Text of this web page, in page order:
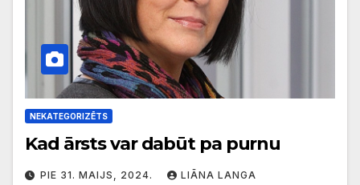
NEKATEGORIZĒTS
Kad ārsts var dabūt pa purnu
PIE 31. MAIJS, 2024. LIĀNA LANGA